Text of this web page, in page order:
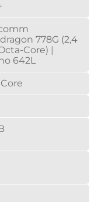
778G (2,4
Core) |
642L